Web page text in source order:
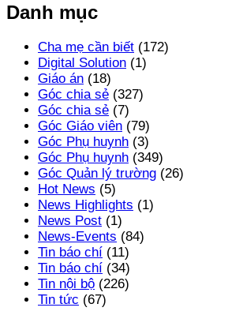
Danh mục
Cha mẹ cần biết (172)
Digital Solution (1)
Giáo án (18)
Góc chia sẻ (327)
Góc chia sẻ (7)
Góc Giáo viên (79)
Góc Phụ huynh (3)
Góc Phụ huynh (349)
Góc Quản lý trường (26)
Hot News (5)
News Highlights (1)
News Post (1)
News-Events (84)
Tin báo chí (11)
Tin báo chí (34)
Tin nội bộ (226)
Tin tức (67)